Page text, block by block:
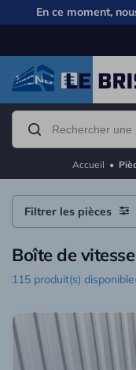
En ce moment,
MENU
Accueil •
Filtrer les pièces
Boîte de vitesse
115 produit(s)